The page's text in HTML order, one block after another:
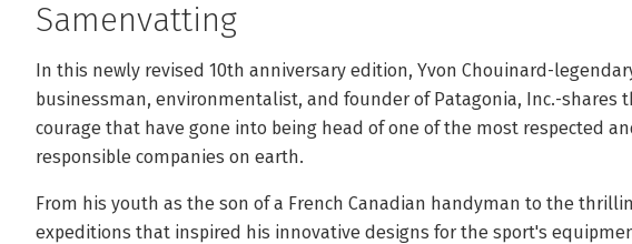
Samenvatting
In this newly revised 10th anniversary edition, Yvon Chouinard-
businessman, environmentalist, and founder of Patagonia, Inc.-shares
courage that have gone into being head of one of the most respected
responsible companies on earth.
From his youth as the son of a French Canadian handyman to the
expeditions that inspired his innovative designs for the sport's